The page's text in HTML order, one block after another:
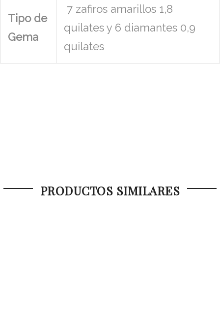
Tipo de
Gema
7 zafiros amarillos 1,8
quilates y 6 diamantes 0,9
quilates
PRODUCTOS SIMILARES